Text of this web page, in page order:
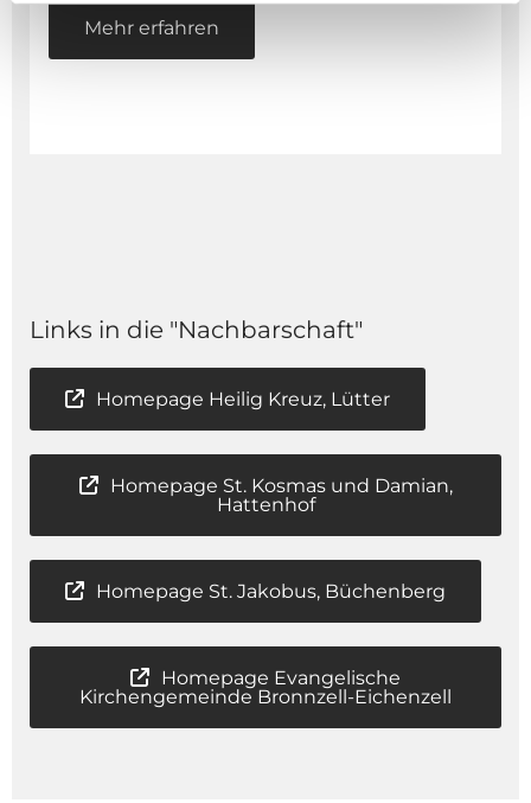
Mehr erfahren
Links in die "Nachbarschaft"
Homepage Heilig Kreuz, Lütter
Homepage St. Kosmas und Damian,
Hattenhof
Homepage St. Jakobus, Büchenberg
Homepage Evangelische
Kirchengemeinde Bronnzell-Eichenzell